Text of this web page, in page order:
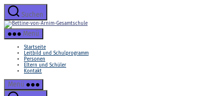
Zum
Inhalt
springenSuchen
Bettine-
Menü
Startseite
Leitbild und Schulprogramm
Personen
Eltern und Schüler
Kontakt
Menü